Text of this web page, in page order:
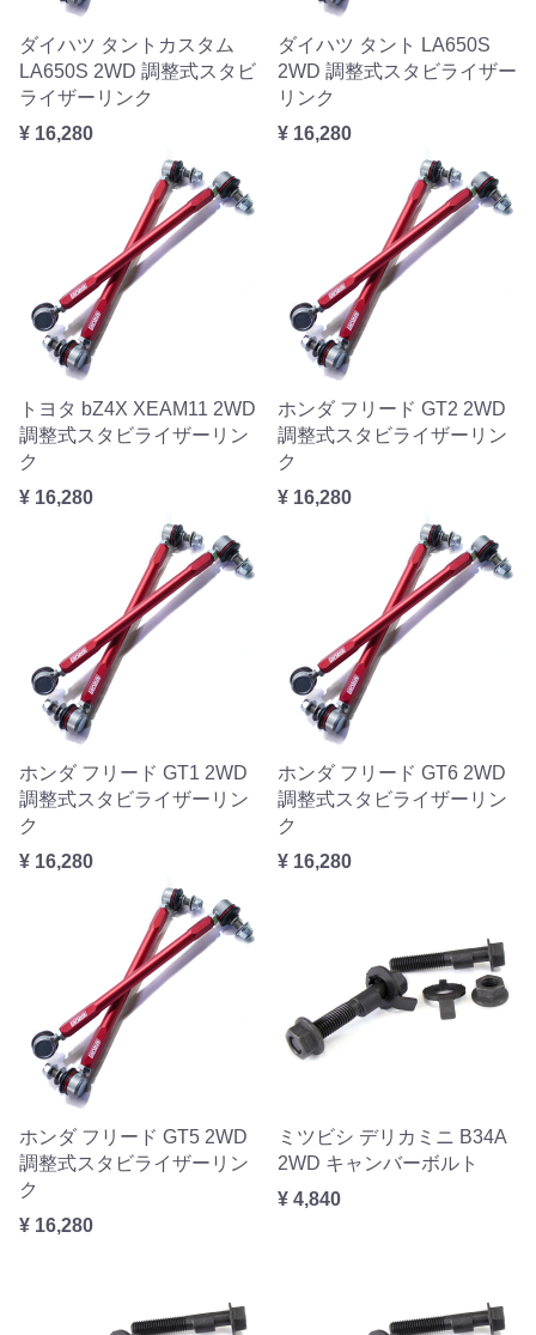
ダイハツ タントカスタム
LA650S 2WD 調整式スタビ
ライザーリンク
¥ 16,280
ダイハツ タント LA650S
2WD 調整式スタビライザー
リンク
¥ 16,280
トヨタ bZ4X XEAM11 2WD
調整式スタビライザーリン
ク
¥ 16,280
ホンダ フリード GT2 2WD
調整式スタビライザーリン
ク
¥ 16,280
ホンダ フリード GT1 2WD
調整式スタビライザーリン
ク
¥ 16,280
ホンダ フリード GT6 2WD
調整式スタビライザーリン
ク
¥ 16,280
ホンダ フリード GT5 2WD
調整式スタビライザーリン
ク
¥ 16,280
ミツビシ デリカミニ B34A
2WD キャンバーボルト
¥ 4,840